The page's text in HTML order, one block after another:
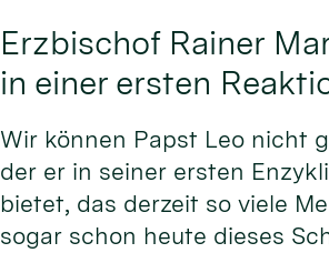
Erzbischof Rainer
in einer ersten
Wir können Papst Leo nicht
der er in seiner ersten
bietet, das derzeit so viele
sogar schon heute dieses